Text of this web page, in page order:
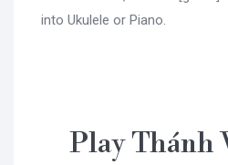
into Ukulele or Piano.
Play Thánh